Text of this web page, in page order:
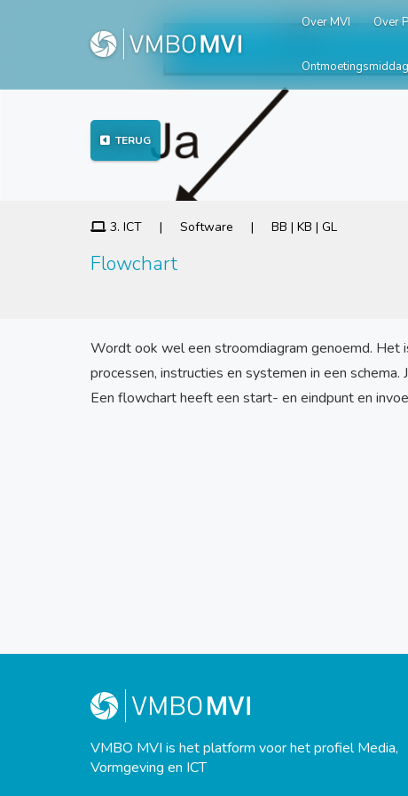
Over MVI Over
TERUG
3. ICT | Software | BB | KB | GL
Flowchart
Wordt ook wel een stroomdiagram genoemd. Het
processen, instructies en systemen in een
Een flowchart heeft een start- en eindpunt en
VMBO MVI is het platform voor het profiel Media,
Vormgeving en ICT